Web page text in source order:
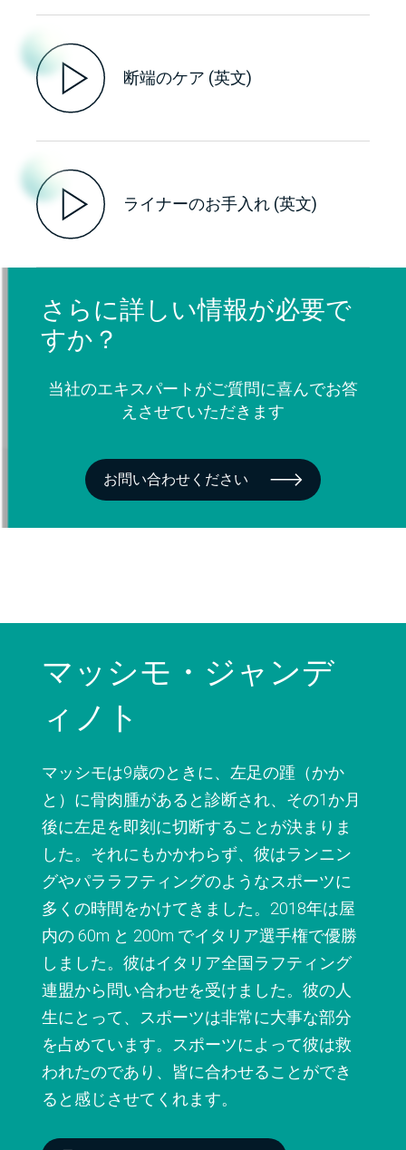
断端のケア (英文)
ライナーのお手入れ (英文)
さらに詳しい情報が必要で
すか？
当社のエキスパートがご質問に喜んでお答
えさせていただきます
お問い合わせください
マッシモ・ジャンデ
ィノト
マッシモは9歳のときに、左足の踵（かか
と）に骨肉腫があると診断され、その1か月
後に左足を即刻に切断することが決まりま
した。それにもかかわらず、彼はランニン
グやパララフティングのようなスポーツに
多くの時間をかけてきました。2018年は屋
内の 60m と 200m でイタリア選手権で優勝
しました。彼はイタリア全国ラフティング
連盟から問い合わせを受けました。彼の人
生にとって、スポーツは非常に大事な部分
を占めています。スポーツによって彼は救
われたのであり、皆に合わせることができ
ると感じさせてくれます。